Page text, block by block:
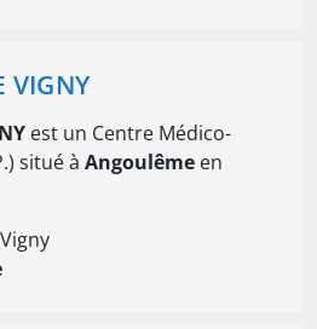
VIGNY
est un Centre Médico-
situé à Angoulême en